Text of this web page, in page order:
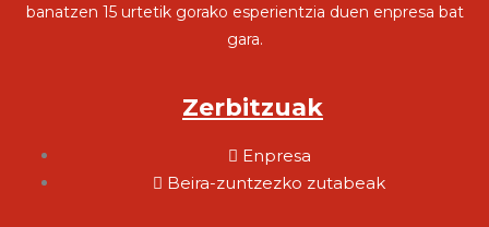
banatzen 15 urtetik gorako esperientzia duen enpresa bat
gara.
Zerbitzuak
Enpresa
Beira-zuntzezko zutabeak